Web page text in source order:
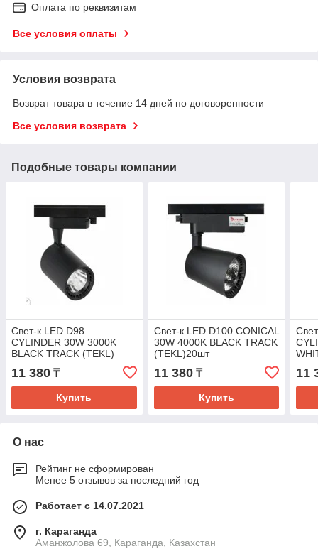
Оплата по реквизитам
Все условия оплаты
Условия возврата
Возврат товара в течение 14 дней по договоренности
Все условия возврата
Подобные товары компании
Свет-к LED D98
CYLINDER 30W 3000K
BLACK TRACK (TEKL)
11 380 ₸
Купить
Свет-к LED D100 CONICAL
30W 4000K BLACK TRACK
(TEKL)20шт
11 380₸
Купить
11
О нас
Рейтинг не сформирован
Менее 5 отзывов за последний год
Работает с 14.07.2021
г. Караганда
Аманжолова 69, Караганда, Казахстан